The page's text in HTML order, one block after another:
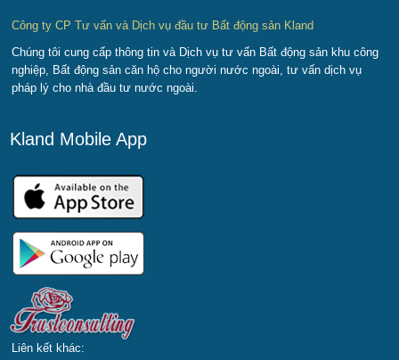
Công ty CP Tư vấn và Dịch vụ đầu tư Bất động sản Kland
Chúng tôi cung cấp thông tin và Dịch vụ tư vấn Bất động sản khu công
nghiệp, Bất động sản căn hộ cho người nước ngoài, tư vấn dịch vụ
pháp lý cho nhà đầu tư nước ngoài.
Kland Mobile App
Liên kết khác: